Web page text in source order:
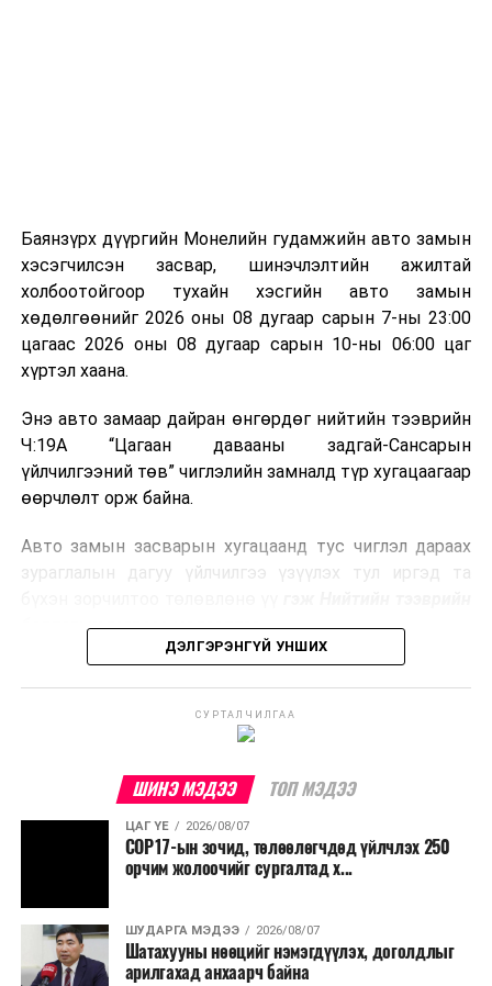
болон дулааны эрчим хүч үйлдвэрлэхэд ашиглаж
болдог. Зарим технологийн хувьд шаталтын дараа
үлдэх үнснээс фосфор зэрэг ашигт эрдсийг сэргээн
авах боломжтой аж.
байна. Тухайлбал, Германд лаг шатаах үйлдвэрээс
гарсан үнснээс фосфор сэргээн авах технологи
ашигладаг бол Нидерландад төвлөрсөн лаг
боловсруулах үйлдвэрүүдээр дулаан, цахилгаан
Ийнхүү лаг хатаах, шатаах технологийг лагийн
улсад өргөн ашиглаж байна.
Баянзүрх дүүргийн Монелийн гудамжийн авто замын
хэсэгчилсэн засвар, шинэчлэлтийн ажилтай
холбоотойгоор тухайн хэсгийн авто замын
хөдөлгөөнийг 2026 оны 08 дугаар сарын 7-ны 23:00
цагаас 2026 оны 08 дугаар сарын 10-ны 06:00 цаг
хүртэл хаана.
Энэ авто замаар дайран өнгөрдөг нийтийн тээврийн
Ч:19А “Цагаан давааны задгай-Сансарын
үйлчилгээний төв” чиглэлийн замналд түр хугацаагаар
өөрчлөлт орж байна.
Авто замын засварын хугацаанд тус чиглэл дараах
зураглалын дагуу үйлчилгээ үзүүлэх тул иргэд та
бодлогын газраас мэдээллээ.
ДЭЛГЭРЭНГҮЙ УНШИХ
СУРТАЛЧИЛГАА
ШИНЭ МЭДЭЭ ТОП МЭДЭЭ
ЦАГ ҮЕ 2026/08/07
COP17-ын зочид, төлөөлөгчдөд үйлчлэх 250
орчим жолоочийг сургалтад х...
ШУДАРГА МЭДЭЭ 2026/08/07
Шатахууны нөөцийг нэмэгдүүлэх, доголдлыг
арилгахад анхаарч байна